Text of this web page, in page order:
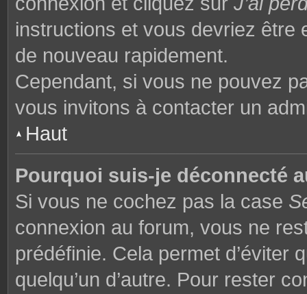
instructions et vous devriez être
de nouveau rapidement.
Cependant, si vous ne pouvez
vous invitons à contacter un
Haut
Pourquoi suis-je déconnecté
Si vous ne cochez pas la case
connexion au forum, vous ne
prédéfinie. Cela permet d’éviter
quelqu’un d’autre. Pour rester